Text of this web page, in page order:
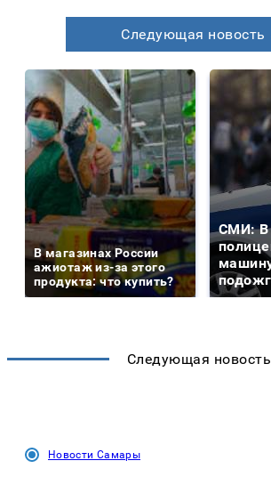
Следующая новость
В магазинах России
ажиотаж из-за этого
продукта: что купить?
СМИ: В
Следующая новость
Новости Самары